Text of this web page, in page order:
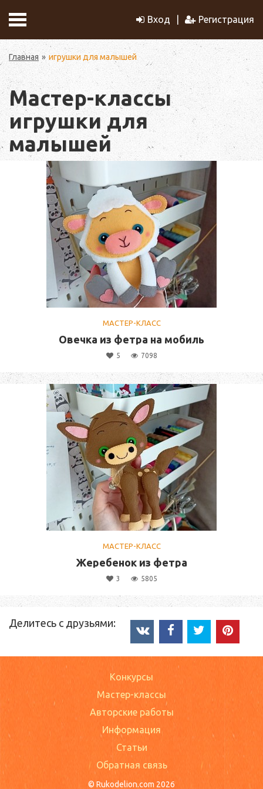
Вход Регистрация
Главная игрушки для малышей
Мастер-классы
игрушки для
малышей
МАСТЕР-КЛАСС
Овечка из фетра на мобиль
5 7098
МАСТЕР-КЛАСС
Жеребенок из фетра
3 5805
Делитесь с друзьями:
Конкурсы
Мастер-классы
Авторские работы
Информация
Статьи
Обратная связь
© Rukodelion.com 2026